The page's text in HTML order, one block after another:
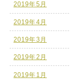
2019年5月
2019年4月
2019年3月
2019年2月
2019年1月